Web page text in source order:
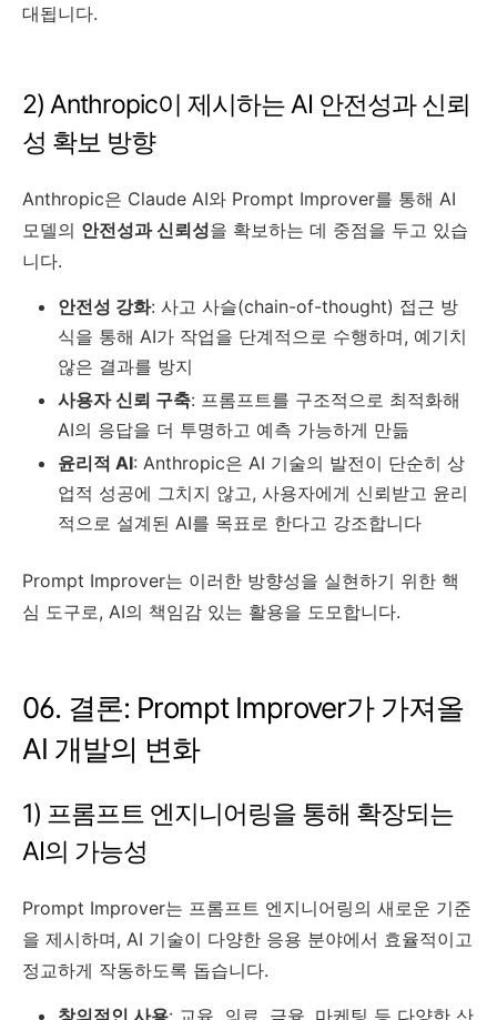
대됩니다.
2) Anthropic이 제시하는 AI 안전성과 신뢰
성 확보 방향
Anthropic은 Claude AI와 Prompt Improver를 통해 AI
모델의 안전성과 신뢰성을 확보하는 데 중점을 두고 있습
니다.
안전성 강화: 사고 사슬(chain-of-thought) 접근 방
식을 통해 AI가 작업을 단계적으로 수행하며, 예기치
않은 결과를 방지
사용자 신뢰 구축: 프롬프트를 구조적으로 최적화해
AI의 응답을 더 투명하고 예측 가능하게 만듦
윤리적 AI: Anthropic은 AI 기술의 발전이 단순히 상
업적 성공에 그치지 않고, 사용자에게 신뢰받고 윤리
적으로 설계된 AI를 목표로 한다고 강조합니다
Prompt Improver는 이러한 방향성을 실현하기 위한 핵
심 도구로, AI의 책임감 있는 활용을 도모합니다.
06. 결론: Prompt Improver가 가져올
AI 개발의 변화
1) 프롬프트 엔지니어링을 통해 확장되는
AI의 가능성
Prompt Improver는 프롬프트 엔지니어링의 새로운 기준
을 제시하며, AI 기술이 다양한 응용 분야에서 효율적이고
정교하게 작동하도록 돕습니다.
창의적인 사용: 교육, 의료, 금융, 마케팅 등 다양한 산